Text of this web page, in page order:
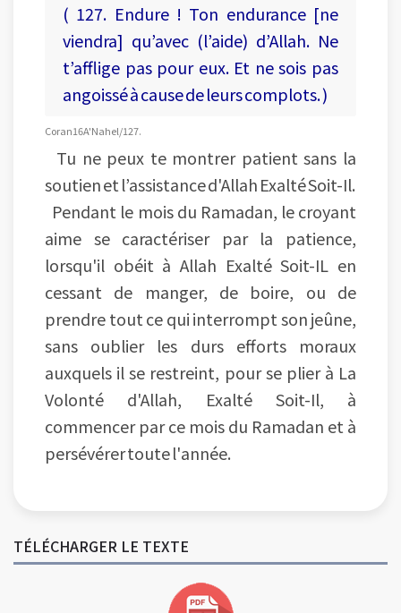
( 127. Endure ! Ton endurance [ne
viendra] qu’avec (l’aide) d’Allah. Ne
t’afflige pas pour eux. Et ne sois pas
angoissé à cause de leurs complots. )
Coran 16 A'Nahel/127.
Tu ne peux te montrer patient sans la
soutien et l’assistance d'Allah Exalté Soit-Il.
Pendant le mois du Ramadan, le croyant
aime se caractériser par la patience,
lorsqu'il obéit à Allah Exalté Soit-IL en
cessant de manger, de boire, ou de
prendre tout ce qui interrompt son jeûne,
sans oublier les durs efforts moraux
auxquels il se restreint, pour se plier à La
Volonté d'Allah, Exalté Soit-Il, à
commencer par ce mois du Ramadan et à
persévérer toute l'année.
TÉLÉCHARGER LE TEXTE